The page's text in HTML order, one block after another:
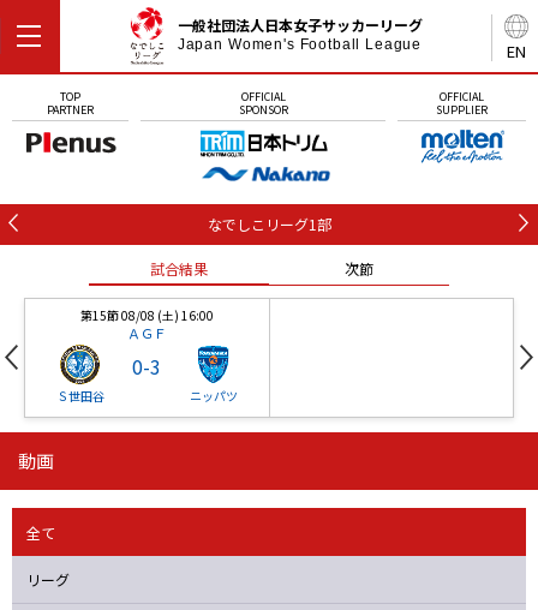
EN
一般社団法人日本女子サッカーリーグ
Japan Women's Football League
TOP
PARTNER
OFFICIAL
SPONSOR
OFFICIAL
SUPPLIER
なでしこリーグ1部
試合結果 次節
第15節 08/08 (土) 16:00
ＡＧＦ
Ｓ世田谷
0-3
ニッパツ
ニッパツ
ニッパツ 名古屋
石人の星
静岡 愛媛Ｌ
動画
全て
リーグ